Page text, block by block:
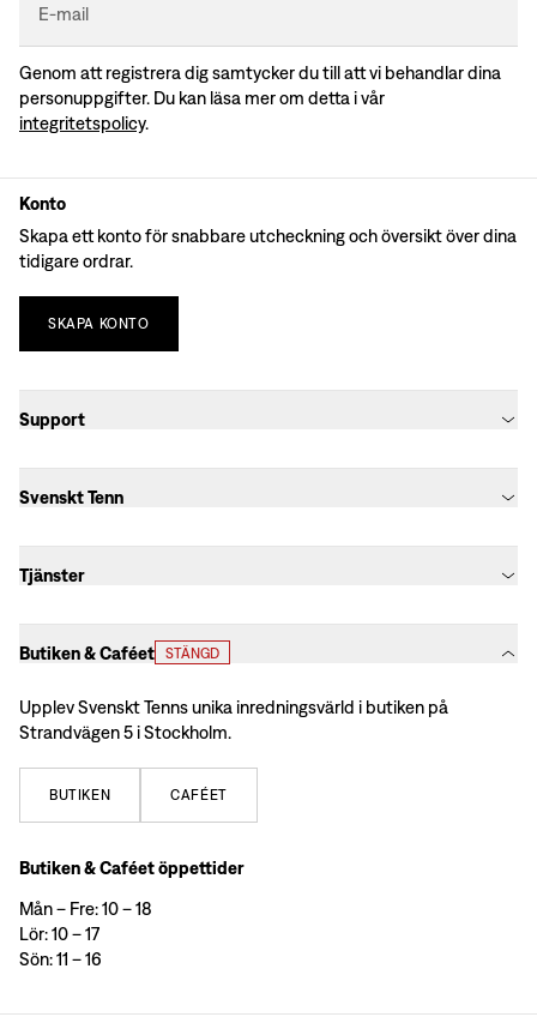
E-mail
Genom att registrera dig samtycker du till att vi behandlar dina
personuppgifter. Du kan läsa mer om detta i vår
integritetspolicy.
Konto
Skapa ett konto för snabbare utcheckning och översikt över dina
tidigare ordrar.
SKAPA KONTO
Support
Svenskt Tenn
Tjänster
Butiken & Caféet STÄNGD
Upplev Svenskt Tenns unika inredningsvärld i butiken på
Strandvägen 5 i Stockholm.
BUTIKEN CAFÉET
Butiken & Caféet öppettider
Mån – Fre: 10 – 18
Lör: 10 – 17
Sön: 11 – 16